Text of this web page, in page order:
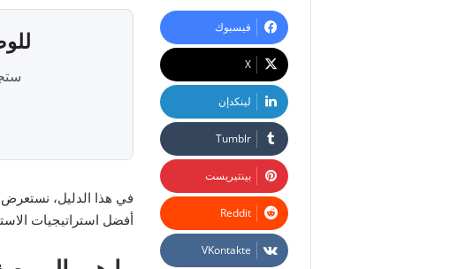
في هذا الدليل، نستعرض
أفضل استراتيجيات
فيسبوك
‫X
لينكدإن
بينتيريست